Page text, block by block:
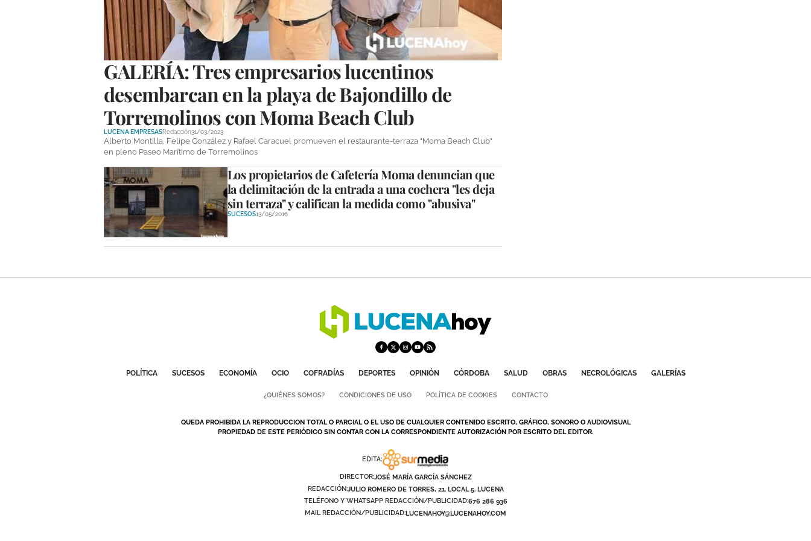
GALERÍA: Tres empresarios lucentinos
desembarcan en la playa de Bajondillo de
Torremolinos con Moma Beach Club
LUCENA EMPRESASRedacción31/03/2023
Alberto Montilla, Felipe González y Rafael Caracuel promueven el restaurante-terraza "Moma Beach Club"
en pleno Paseo Marítimo de Torremolinos
Los propietarios de Cafetería Moma denuncian que
la delimitación de la entrada a una cochera "les deja
sin terraza" y califican la medida como "abusiva"
SUCESOS13/05/2016
POLÍTICA SUCESOS ECONOMÍA OCIO COFRADÍAS DEPORTES OPINIÓN CÓRDOBA SALUD OBRAS NECROLÓGICAS GALERÍAS
¿QUIÉNES SOMOS? CONDICIONES DE USO POLÍTICA DE COOKIES CONTACTO
QUEDA PROHIBIDA LA REPRODUCCION TOTAL O PARCIAL O EL USO DE CUALQUIER CONTENIDO ESCRITO, GRÁFICO, SONORO O AUDIOVISUAL
PROPIEDAD DE ESTE PERIÓDICO SIN CONTAR CON LA CORRESPONDIENTE AUTORIZACIÓN POR ESCRITO DEL EDITOR.
EDITA:
DIRECTOR:JOSÉ MARÍA GARCÍA SÁNCHEZ
REDACCIÓN:JULIO ROMERO DE TORRES, 21. LOCAL 5. LUCENA
TELÉFONO Y WHATSAPP REDACCIÓN/PUBLICIDAD:676 286 936
MAIL REDACCIÓN/PUBLICIDAD:LUCENAHOY@LUCENAHOY.COM